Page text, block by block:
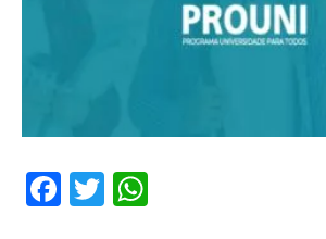
Facebook
Twitter